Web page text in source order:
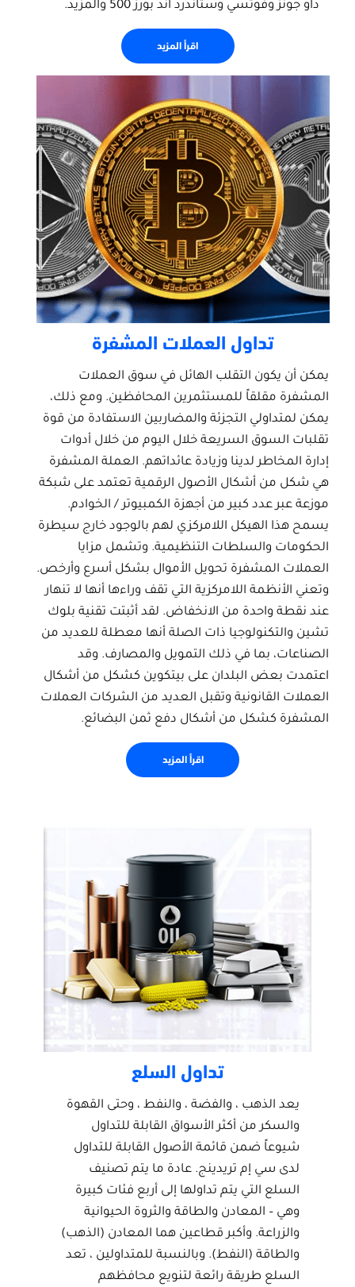
داو جونز وفوتسي وستاندرد اند بورز 500 والمزيد.
اقرأ المزيد
تداول العملات المشفرة
يمكن أن يكون التقلب الهائل في سوق العملات
المشفرة مقلقاً للمستثمرين المحافظين. ومع ذلك،
يمكن لمتداولي التجزئة والمضاربين الاستفادة من قوة
تقلبات السوق السريعة خلال اليوم من خلال أدوات
إدارة المخاطر لدينا وزيادة عائداتهم. العملة المشفرة
هي شكل من أشكال الأصول الرقمية تعتمد على شبكة
موزعة عبر عدد كبير من أجهزة الكمبيوتر / الخوادم.
يسمح هذا الهيكل اللامركزي لهم بالوجود خارج سيطرة
الحكومات والسلطات التنظيمية. وتشمل مزايا
العملات المشفرة تحويل الأموال بشكل أسرع وأرخص.
وتعني الأنظمة اللامركزية التي تقف وراءها أنها لا تنهار
عند نقطة واحدة من الانخفاض. لقد أثبتت تقنية بلوك
تشين والتكنولوجيا ذات الصلة أنها معطلة للعديد من
الصناعات، بما في ذلك التمويل والمصارف. وقد
اعتمدت بعض البلدان على بيتكوين كشكل من أشكال
العملات القانونية وتقبل العديد من الشركات العملات
المشفرة كشكل من أشكال دفع ثمن البضائع.
اقرأ المزيد
تداول السلع
يعد الذهب ، والفضة ، والنفط ، وحتى القهوة
والسكر من أكثر الأسواق القابلة للتداول
شيوعاً ضمن قائمة الأصول القابلة للتداول
لدى سي إم تريدينج. عادة ما يتم تصنيف
السلع التي يتم تداولها إلى أربع فئات كبيرة
وهي – المعادن والطاقة والثروة الحيوانية
والزراعة. وأكبر قطاعين هما المعادن (الذهب)
والطاقة (النفط). وبالنسبة للمتداولين ، تعد
السلع طريقة رائعة لتنويع محافظهم